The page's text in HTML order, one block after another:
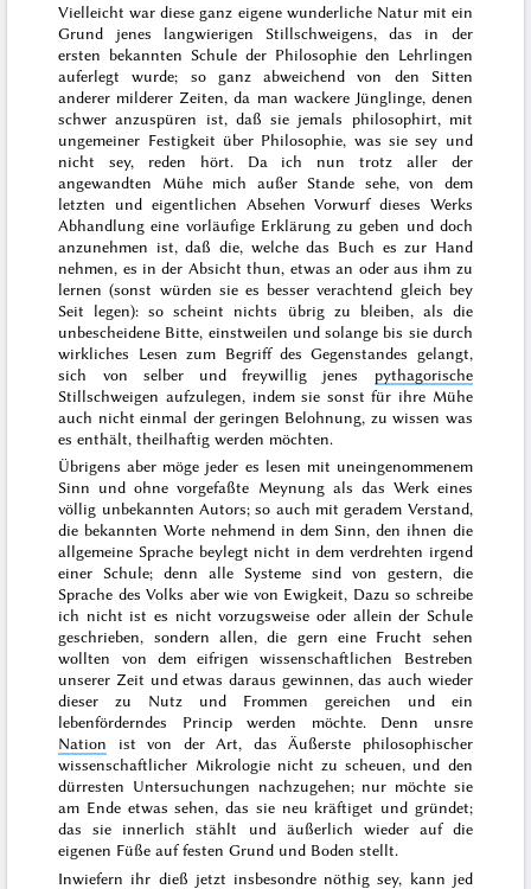
Vielleicht war dieseganz eigenewunderliche Natur mit ein
Grund jenes langwierigen Stillschweigens, das in der
ersten bekannten Schule der Philosophie den Lehrlingen
auferlegt wurde; so ganz abweichend von den Sitten
anderer milderer Zeiten, da man wackere Jünglinge, denen
schwer anzuspüren ist, daß sie jemals philosophirt, mit
ungemeiner Festigkeit über Philosophie, was sie sey und
nicht sey, reden hört. Da ich nun trotz aller der
angewandten Mühe mich außer Stande sehe, von dem
letzten und eigentlichen AbsehenVorwurfdieses Werks
Abhandlung eine vorläufige Erklärung zu geben und doch
anzunehmen ist, daß die, welchedas Buch es zur Hand
nehmen, es in der Absicht thun, etwas an oder aus ihm zu
lernen (sonst würden sie es besser verachtend gleich bey
Seit legen): so scheint nichts übrig zu bleiben, als die
unbescheidene Bitte, einstweilen und solange bis sie durch
wirkliches Lesen zum Begriff des Gegenstandes gelangt,
sich von selber und freywillig jenes pythagorische
Stillschweigen aufzulegen, indem sie sonst für ihre Mühe
auch nicht einmal der geringen Belohnung, zu wissen was
es enthält, theilhaftig werden möchten.
Übrigens aber möge jeder es lesen mit uneingenommenem
Sinn und ohne vorgefaßte Meynung als das Werk eines
völlig unbekannten Autors; so auch mit geradem Verstand,
die bekannten Worte nehmend in dem Sinn, den ihnen die
allgemeine Sprache beylegt nicht in dem verdrehten irgend
einer Schule; denn alle Systeme sind von gestern, die
Sprache des Volks aber wie von Ewigkeit, Dazuso schreibe
ich nicht ist es nicht vorzugsweise oder allein der Schule
geschrieben, sondern allen, die gern eine Frucht sehen
wollten von dem eifrigen wissenschaftlichen Bestreben
unserer Zeit und etwas daraus gewinnen, dasauch wieder
dieser zu Nutz und Frommen gereichen und ein
lebenförderndes Princip werden möchte. Denn unsre
Nation ist von der Art, das Äußerste philosophischer
wissenschaftlicher Mikrologie nicht zu scheuen, und den
dürresten Untersuchungen nachzugehen; nur möchte sie
am Ende etwas sehen, das sie neu kräftiget und gründet;
das sie innerlich stählt und äußerlich wieder auf die
eigenen Füße auf festen Grund und Boden stellt.
Inwiefern ihr dieß jetzt insbesondre nöthig sey, kann jed